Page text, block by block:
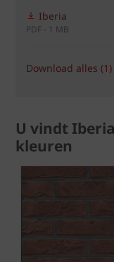
Iberia
PDF - 1 MB
Download alles (1)
U vindt
kleuren